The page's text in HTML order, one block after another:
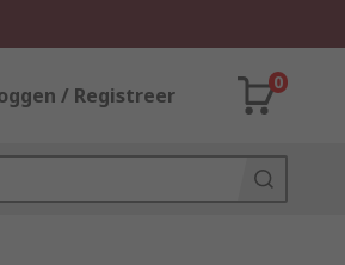
/ Registreer
0